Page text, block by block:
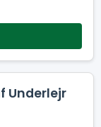
dig (og
efter. Vi
faciliteter til
Underlejr